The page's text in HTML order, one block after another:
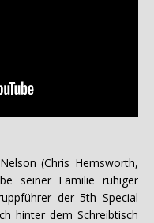
(Chris Hemsworth,
seiner Familie ruhiger
der 5th Special
hinter dem Schreibtisch